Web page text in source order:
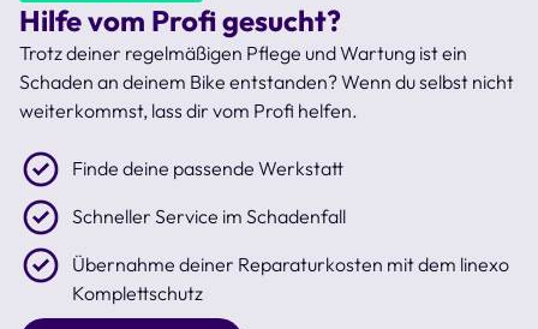
Hilfe vom Profi gesucht?
Trotz deiner regelmäßigen Pflege und Wartung ist ein
Schaden an deinem Bike entstanden? Wenn du selbst nicht
weiterkommst, lass dir vom Profi helfen.
Finde deine passende Werkstatt
Schneller Service im Schadenfall
Übernahme deiner Reparaturkosten mit dem linexo
Komplettschutz